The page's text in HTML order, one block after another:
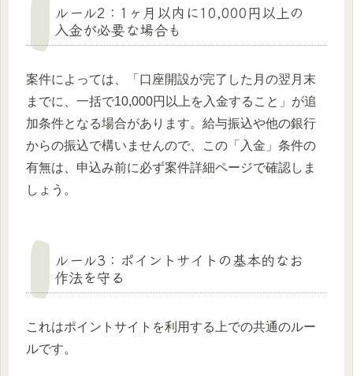
ルール2：1ヶ月以内に10,000円以上の
入金が必要な場合も
案件によっては、「口座開設が完了した月の翌月末
までに、一括で10,000円以上を入金すること」が追
加条件となる場合があります。給与振込や他の銀行
からの振込で構いませんので、この「入金」条件の
有無は、申込み前に必ず案件詳細ページで確認しま
しょう。
ルール3：ポイントサイトの基本的なお
作法を守る
これはポイントサイトを利用する上での共通のルー
ルです。